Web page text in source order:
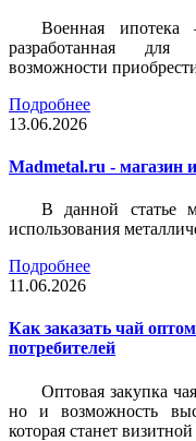
Военная ипотека
разработанная для
возможности
Подробнее
13.06.2026
Madmetal.ru - магазин
В данной статье
использования
Подробнее
11.06.2026
Как заказать чай
потребителей
Оптовая закупка
но и возможность
которая станет